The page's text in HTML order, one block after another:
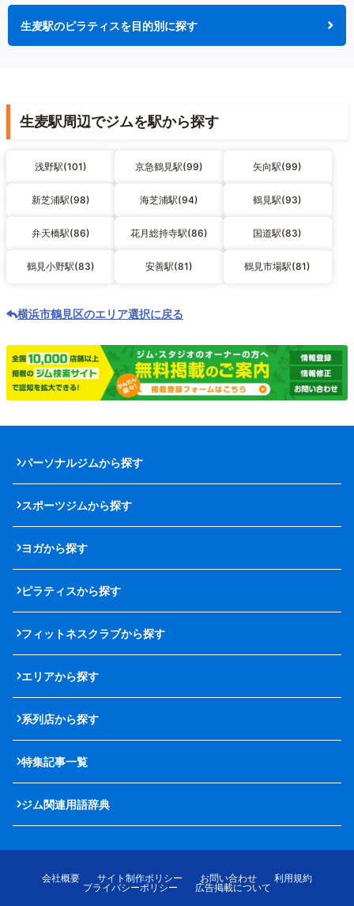
生麦駅のピラティスを目的別に探す
生麦駅周辺でジムを駅から探す
浅野駅(101) 京急鶴見駅(99) 矢向駅(99)
新芝浦駅(98) 海芝浦駅(94) 鶴見駅(93)
弁天橋駅(86) 花月総持寺駅(86) 国道駅(83)
鶴見小野駅(83) 安善駅(81) 鶴見市場駅(81)
横浜市鶴見区のエリア選択に戻る
パーソナルジムから探す
スポーツジムから探す
ヨガから探す
ピラティスから探す
フィットネスクラブから探す
エリアから探す
系列店から探す
特集記事一覧
ジム関連用語辞典
会社概要 サイト制作ポリシー お問い合わせ
利用規約
プライバシーポリシー
広告掲載について